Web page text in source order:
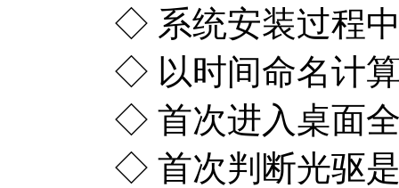
◇ 系统安装过程
◇ 以时间命名计
◇ 首次进入桌面
◇ 首次判断光驱